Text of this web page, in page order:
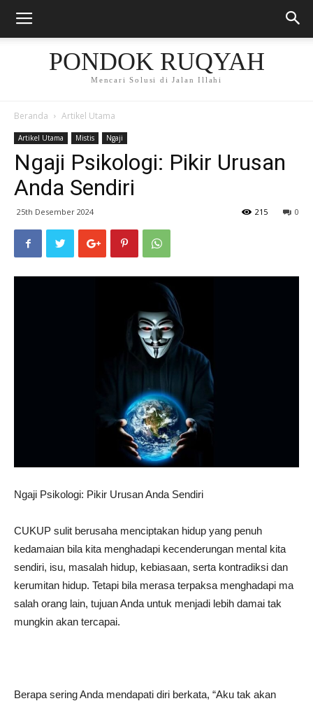
PONDOK RUQYAH
Mencari Solusi di Jalan Illahi
Beranda Artikel Utama
Artikel Utama Mistis Ngaji
Ngaji Psikologi: Pikir Urusan
Anda Sendiri
25th Desember 2024 0
215
Ngaji Psikologi: Pikir Urusan Anda Sendiri
CUKUP sulit berusaha menciptakan hidup yang penuh
kedamaian bila kita menghadapi kecenderungan mental kita
sendiri, isu, masalah hidup, kebiasaan, serta kontradiksi dan
kerumitan hidup. Tetapi bila merasa terpaksa menghadapi ma
salah orang lain, tujuan Anda untuk menjadi lebih damai tak
mungkin akan tercapai.
Berapa sering Anda mendapati diri berkata, “Aku tak akan